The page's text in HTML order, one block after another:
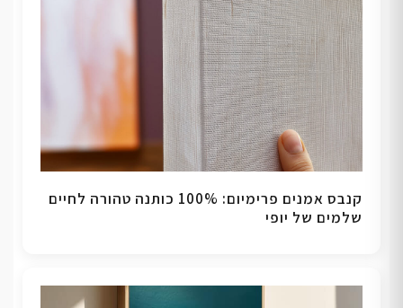
קנבס אמנים פרימיום: 100% כותנה טהורה לחיים
שלמים של יופי